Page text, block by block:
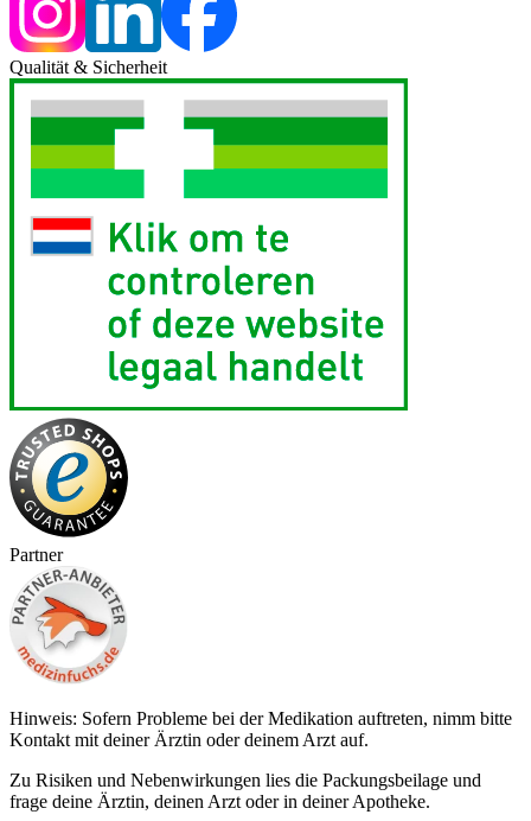
Qualität & Sicherheit
Partner
Hinweis: Sofern Probleme bei der Medikation auftreten, nimm bitte
Kontakt mit deiner Ärztin oder deinem Arzt auf.
Zu Risiken und Nebenwirkungen lies die Packungsbeilage und
frage deine Ärztin, deinen Arzt oder in deiner Apotheke.